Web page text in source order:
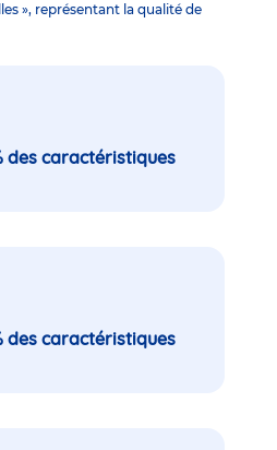
», représentant la qualité de
des caractéristiques
des caractéristiques